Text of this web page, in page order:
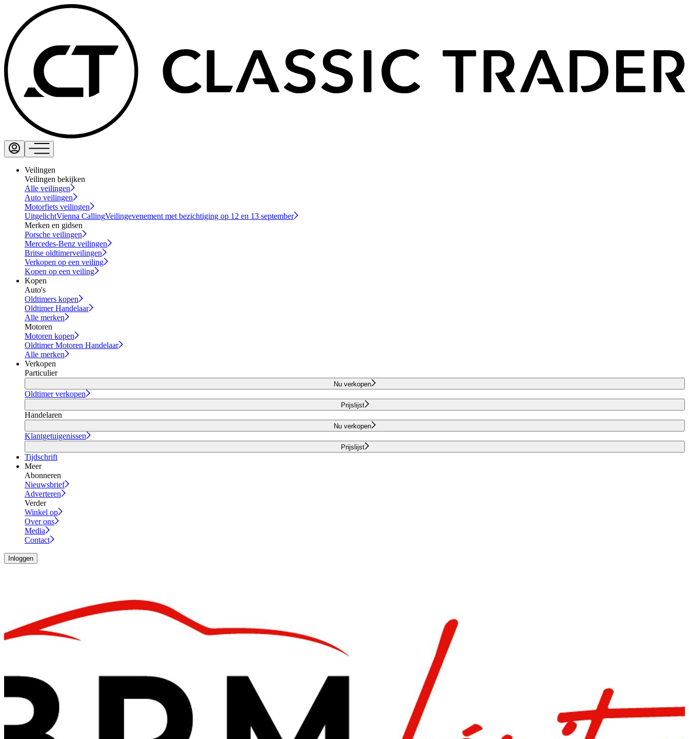
Veilingen
Veilingen bekijken
Alle veilingen
Auto veilingen
Motorfiets veilingen
UitgelichtVienna CallingVeilingevenement met bezichtiging op 12 en 13 september
Merken en gidsen
Porsche veilingen
Mercedes-Benz veilingen
Britse oldtimerveilingen
Verkopen op een veiling
Kopen op een veiling
Kopen
Auto's
Oldtimers kopen
Oldtimer Handelaar
Alle merken
Motoren
Motoren kopen
Oldtimer Motoren Handelaar
Alle merken
Verkopen
Particulier
Nu verkopen
Oldtimer verkopen
Prijslijst
Handelaren
Nu verkopen
Klantgetuigenissen
Prijslijst
Tijdschrift
Meer
Abonneren
Nieuwsbrief
Adverteren
Verder
Winkel op
Over ons
Media
Contact
Inloggen